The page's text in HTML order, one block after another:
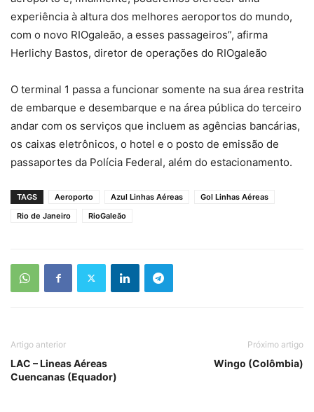
experiência à altura dos melhores aeroportos do mundo,
com o novo RIOgaleão, a esses passageiros”, afirma
Herlichy Bastos, diretor de operações do RIOgaleão
O terminal 1 passa a funcionar somente na sua área restrita
de embarque e desembarque e na área pública do terceiro
andar com os serviços que incluem as agências bancárias,
os caixas eletrônicos, o hotel e o posto de emissão de
passaportes da Polícia Federal, além do estacionamento.
TAGS Aeroporto Azul Linhas Aéreas
Gol Linhas Aéreas
Rio de Janeiro
RioGaleão
Artigo anterior
LAC – Lineas Aéreas
Cuencanas (Equador)
Próximo artigo
Wingo (Colômbia)